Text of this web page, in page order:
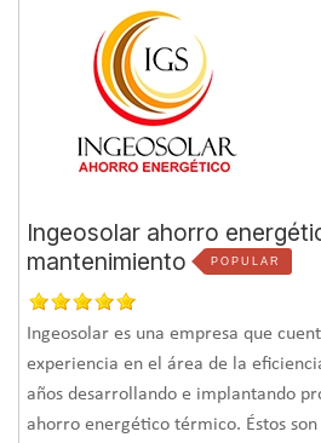
Ingeosolar ahorro
mantenimiento
POPULAR
Ingeosolar es una empresa que
experiencia en el área de la
años desarrollando e implantando
ahorro energético térmico. Éstos